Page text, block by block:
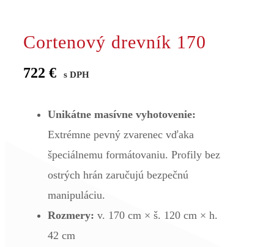
Cortenový drevník 170
722 € s DPH
Unikátne masívne vyhotovenie:
Extrémne pevný zvarenec vďaka
špeciálnemu formátovaniu. Profily bez
ostrých hrán zaručujú bezpečnú
manipuláciu.
Rozmery: v. 170 cm × š. 120 cm × h.
42 cm